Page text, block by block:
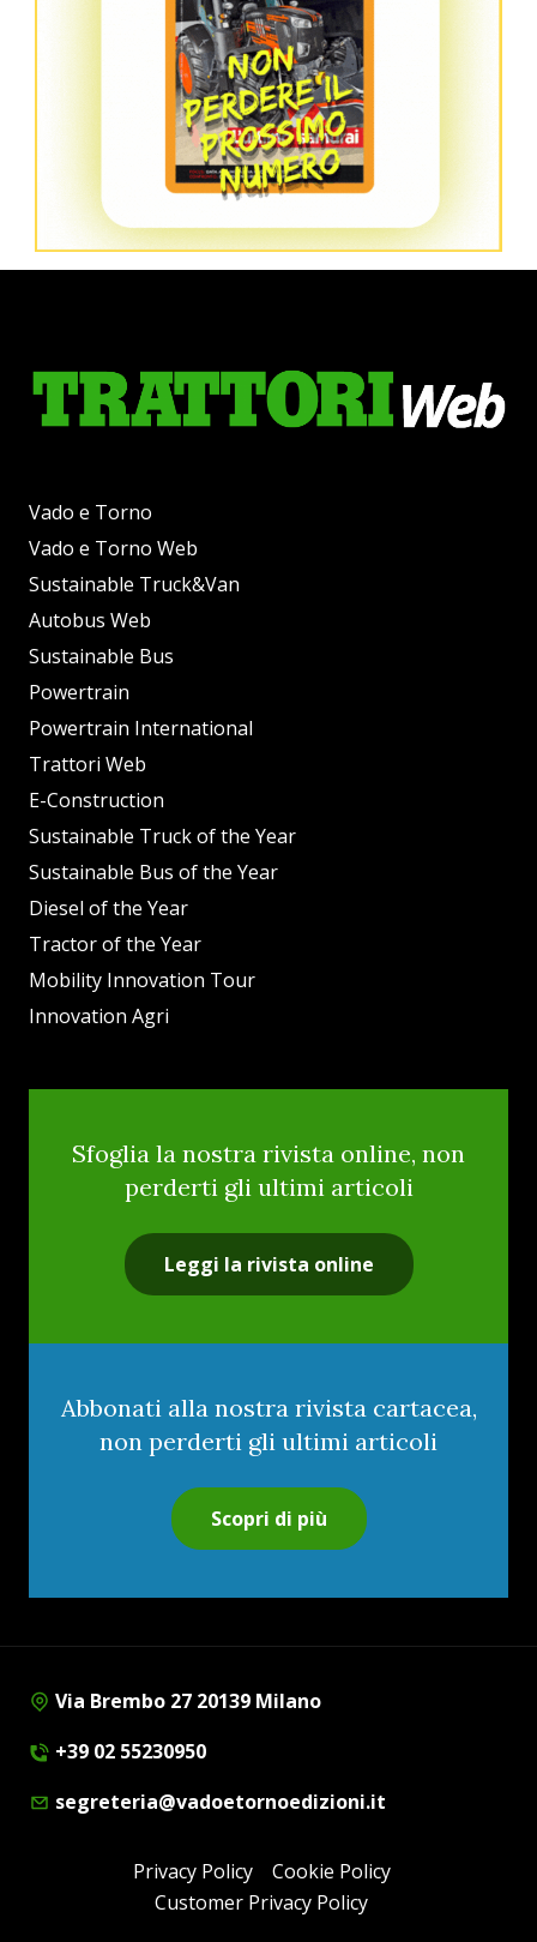
Vado e Torno
Vado e Torno Web
Sustainable Truck&Van
Autobus Web
Sustainable Bus
Powertrain
Powertrain International
Trattori Web
E-Construction
Sustainable Truck of the Year
Sustainable Bus of the Year
Diesel of the Year
Tractor of the Year
Mobility Innovation Tour
Innovation Agri
Sfoglia la nostra rivista online, non
perderti gli ultimi articoli
Leggi la rivista online
Abbonati alla nostra rivista cartacea,
non perderti gli ultimi articoli
Scopri di più
Via Brembo 27 20139 Milano
+39 02 55230950
segreteria@vadoetornoedizioni.it
Privacy Policy
Cookie Policy
Customer Privacy Policy